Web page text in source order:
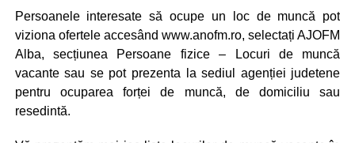
Persoanele interesate să ocupe un loc de muncă pot
viziona ofertele accesând www.anofm.ro, selectați AJOFM
Alba, secțiunea Persoane fizice – Locuri de muncă
vacante sau se pot prezenta la sediul agenției judetene
pentru ocuparea forței de muncă, de domiciliu sau
resedintă.